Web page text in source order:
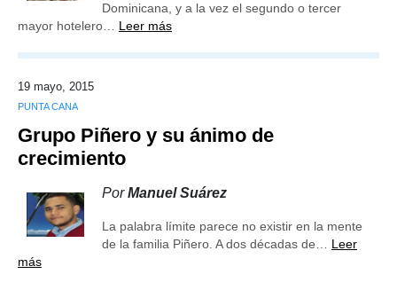
Dominicana, y a la vez el segundo o tercer
mayor hotelero… Leer más
19 mayo, 2015
PUNTA CANA
Grupo Piñero y su ánimo de
crecimiento
PorManuel Suárez
La palabra límite parece no existir en la mente
de la familia Piñero. A dos décadas de… Leer
más